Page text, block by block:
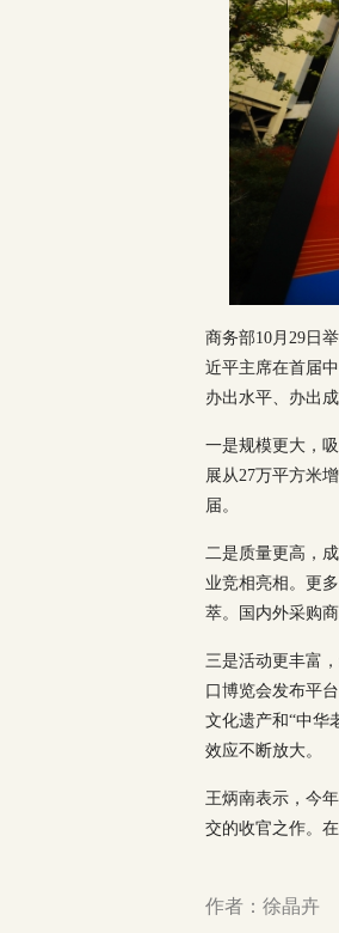
商务部10月29日
近平主席在首届
办出水平、办出
一是规模更大，
展从27万平方米
届。
二是质量更高，
业竞相亮相。更
萃。国内外采购
三是活动更丰富
口博览会发布平
文化遗产和“中华
效应不断放大。
王炳南表示，今
交的收官之作。
作者：徐晶卉